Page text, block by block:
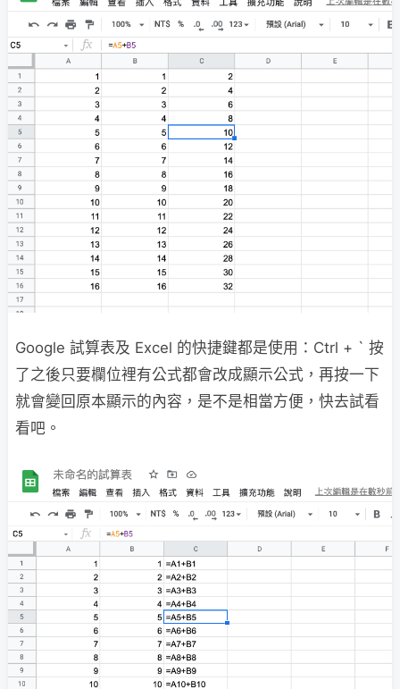
Google 試算表及 Excel 的快捷鍵都是使用：Ctrl + ` 按
了之後只要欄位裡有公式都會改成顯示公式，再按一下
就會變回原本顯示的內容，是不是相當方便，快去試看
看吧。